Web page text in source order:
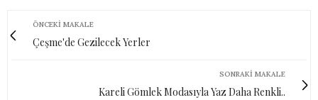
ÖNCEKI MAKALE
Çeşme'de Gezilecek Yerler
SONRAKI MAKALE
Kareli Gömlek Modasıyla Yaz Daha Renkli..